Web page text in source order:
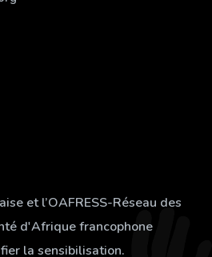
et l’OAFRESS-Réseau des
d'Afrique francophone
la sensibilisation.